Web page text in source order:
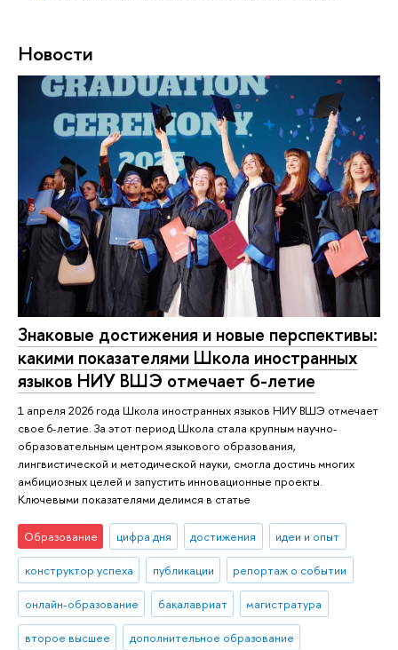
Новости
Знаковые достижения и новые перспективы:
какими показателями Школа иностранных
языков НИУ ВШЭ отмечает 6-летие
1 апреля 2026 года Школа иностранных языков НИУ ВШЭ отмечает
свое 6-летие. За этот период Школа стала крупным научно-
образовательным центром языкового образования,
лингвистической и методической науки, смогла достичь многих
амбициозных целей и запустить инновационные проекты.
Ключевыми показателями делимся в статье
Образование цифра дня достижения идеи и опыт
конструктор успеха публикации репортаж о событии
онлайн-образование бакалавриат магистратура
второе высшее дополнительное образование